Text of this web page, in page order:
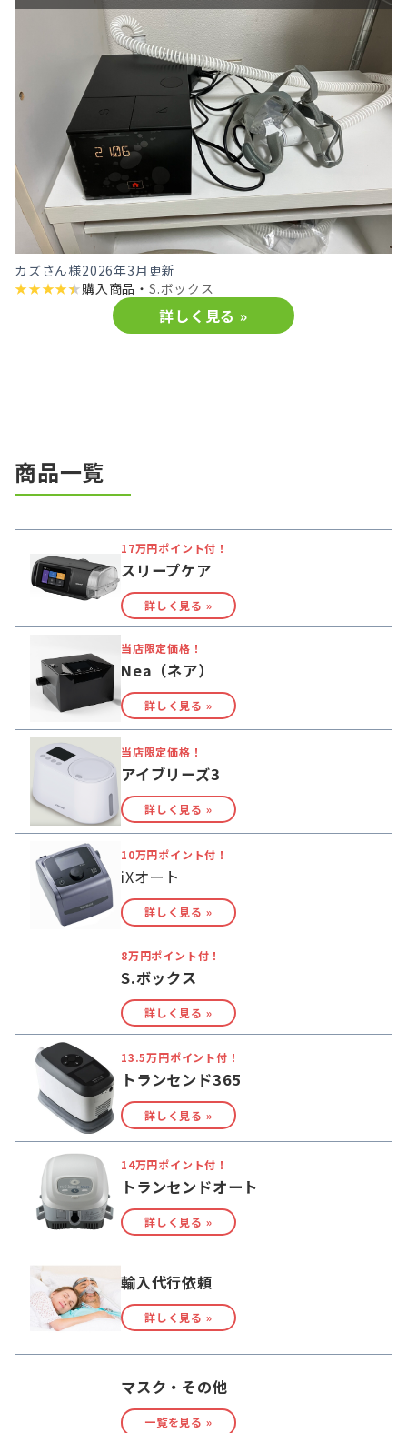
カズさん様2026年3月更新
★★★★★購入商品・S.ボックス
詳しく見る »
商品一覧
17万円ポイント付！
スリープケア
詳しく見る »
当店限定価格！
Nea（ネア）
詳しく見る »
当店限定価格！
アイブリーズ3
詳しく見る »
10万円ポイント付！
iXオート
詳しく見る »
8万円ポイント付！
S.ボックス
詳しく見る »
13.5万円ポイント付！
トランセンド365
詳しく見る »
14万円ポイント付！
トランセンドオート
詳しく見る »
輸入代行依頼
詳しく見る »
マスク・その他
一覧を見る »